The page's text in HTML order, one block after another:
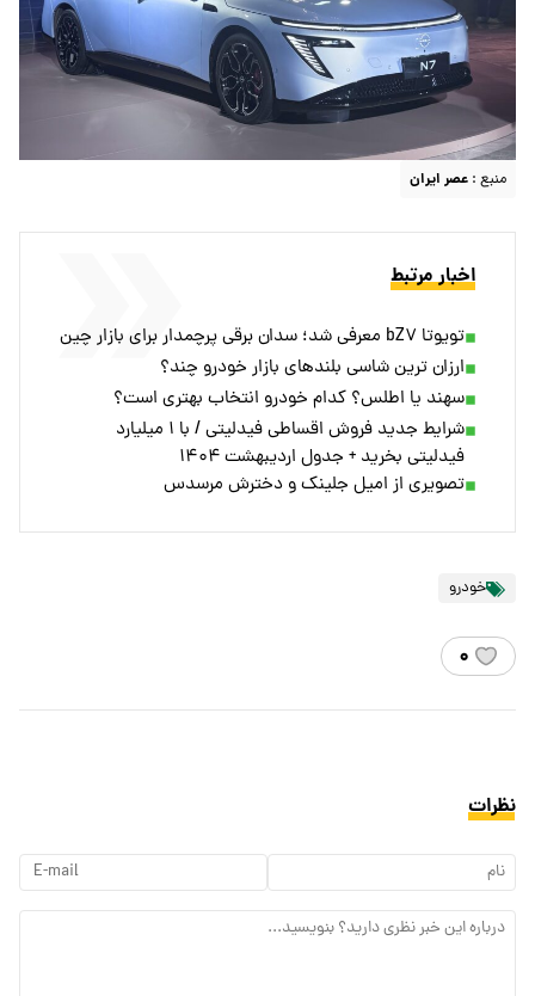
منبع : عصر ایران
اخبار مرتبط
تویوتا bZ۷ معرفی شد؛ سدان برقی پرچمدار برای بازار چین
ارزان ترین شاسی بلندهای بازار خودرو چند؟
سهند یا اطلس؟ کدام خودرو انتخاب بهتری است؟
شرایط جدید فروش اقساطی فیدلیتی / با ۱ میلیارد
فیدلیتی بخرید + جدول اردیبهشت ۱۴۰۴
تصویری از امیل جلینک و دخترش مرسدس
خودرو
۰
نظرات